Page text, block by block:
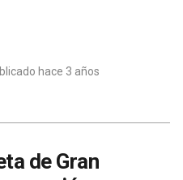
hace 3 años
de Gran